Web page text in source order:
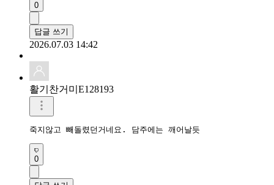
0
답글 쓰기
2026.07.03 14:42
활기찬거미E128193
죽지않고 빼돌렸던거네요. 담주에는 깨어날듯
0